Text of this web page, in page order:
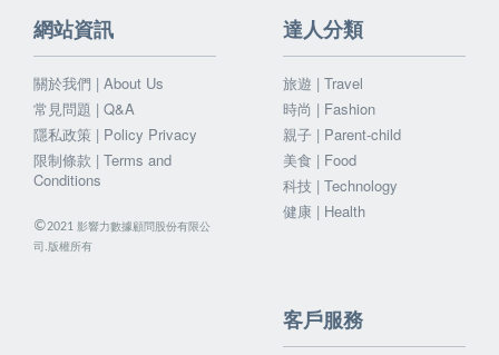
網站資訊
關於我們 | About Us
常見問題 | Q&A
隱私政策 | Policy Privacy
限制條款 | Terms and
Conditions
©2021 影響力數據顧問股份有限公
司.版權所有
達人分類
旅遊 | Travel
時尚 | Fashion
親子 | Parent-child
美食 | Food
科技 | Technology
健康 | Health
客戶服務